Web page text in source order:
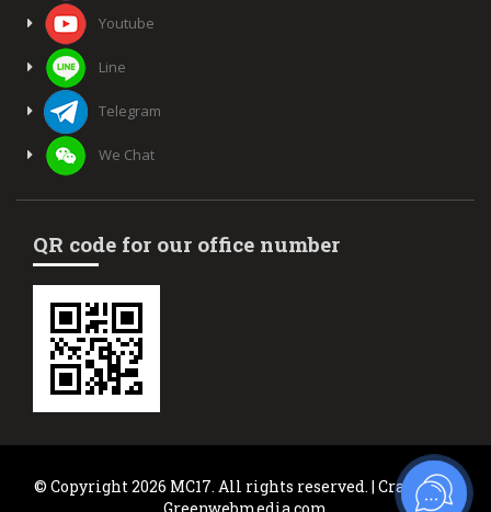
Youtube
Line
Telegram
We Chat
QR code for our office number
© Copyright 2026 MC17. All rights reserved. | Crafted by